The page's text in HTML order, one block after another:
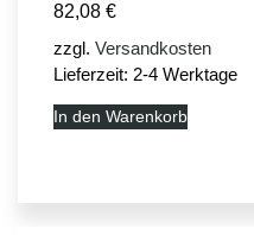
82,08 €
zzgl. Versandkosten
Lieferzeit: 2-4 Werktage
In den Warenkorb